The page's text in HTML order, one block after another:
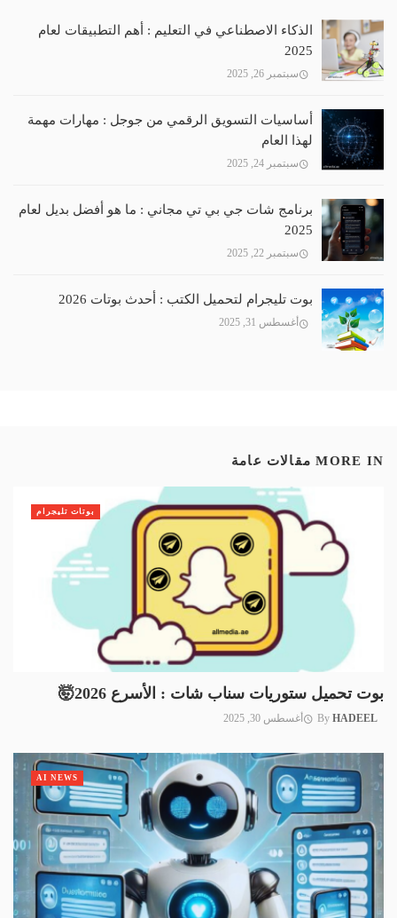
الذكاء الاصطناعي في التعليم : أهم التطبيقات لعام
2025
سبتمبر 26, 2025
أساسيات التسويق الرقمي من جوجل : مهارات مهمة
لهذا العام
سبتمبر 24, 2025
برنامج شات جي بي تي مجاني : ما هو أفضل بديل لعام
2025
سبتمبر 22, 2025
بوت تليجرام لتحميل الكتب : أحدث بوتات 2026
أغسطس 31, 2025
MORE IN مقالات عامة
بوت تحميل ستوريات سناب شات : الأسرع 2026🤯
By HADEEL أغسطس 30, 2025
بوتات تليجرام
AI NEWS